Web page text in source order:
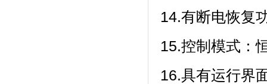
14.有断电恢复功
15.控制模式：恒温
16.具有运行界面